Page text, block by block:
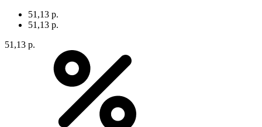
51,13 р.
51,13 р.
51,13 р.